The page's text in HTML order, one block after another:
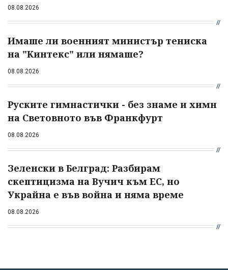
08.08.2026
Имаше ли военният министър тениска
на "Кинтекс" или нямаше?
08.08.2026
Руските гимнастички - без знаме и химн
на Световното във Франкфурт
08.08.2026
Зеленски в Белград: Разбирам
скептицизма на Вучич към ЕС, но
Украйна е във война и няма време
08.08.2026